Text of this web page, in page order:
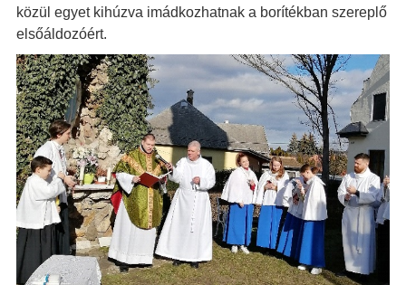
közül egyet kihúzva imádkozhatnak a borítékban szereplő
elsőáldozóért.